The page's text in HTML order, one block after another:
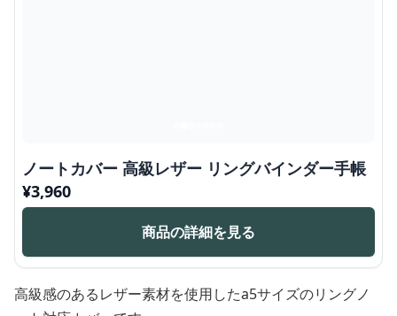
ノートカバー 高級レザー リングバインダー手帳
¥3,960
商品の詳細を見る
高級感のあるレザー素材を使用したa5サイズのリングノ